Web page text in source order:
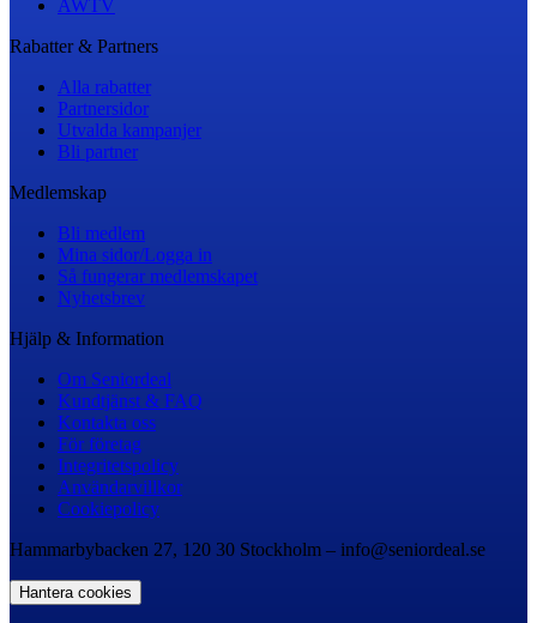
AWTV
Rabatter & Partners
Alla rabatter
Partnersidor
Utvalda kampanjer
Bli partner
Medlemskap
Bli medlem
Mina sidor/Logga in
Så fungerar medlemskapet
Nyhetsbrev
Hjälp & Information
Om Seniordeal
Kundtjänst & FAQ
Kontakta oss
För företag
Integritetspolicy
Användarvillkor
Cookiepolicy
Hammarbybacken 27, 120 30 Stockholm – info@seniordeal.se
Hantera cookies